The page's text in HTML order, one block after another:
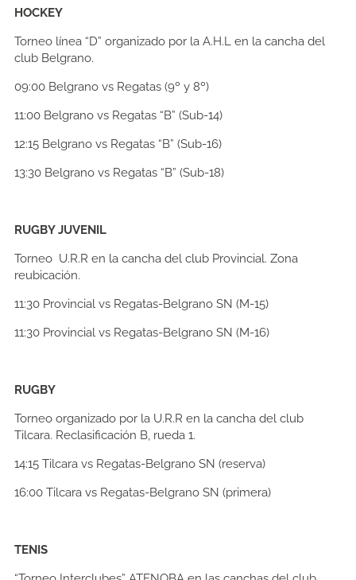
HOCKEY
Torneo línea “D” organizado por la A.H.L en la cancha del
club Belgrano.
09:00 Belgrano vs Regatas (9º y 8º)
11:00 Belgrano vs Regatas “B” (Sub-14)
12:15 Belgrano vs Regatas “B” (Sub-16)
13:30 Belgrano vs Regatas “B” (Sub-18)
RUGBY JUVENIL
Torneo U.R.R en la cancha del club Provincial. Zona
reubicación.
11:30 Provincial vs Regatas-Belgrano SN (M-15)
11:30 Provincial vs Regatas-Belgrano SN (M-16)
RUGBY
Torneo organizado por la U.R.R en la cancha del club
Tilcara. Reclasificación B, rueda 1.
14:15 Tilcara vs Regatas-Belgrano SN (reserva)
16:00 Tilcara vs Regatas-Belgrano SN (primera)
TENIS